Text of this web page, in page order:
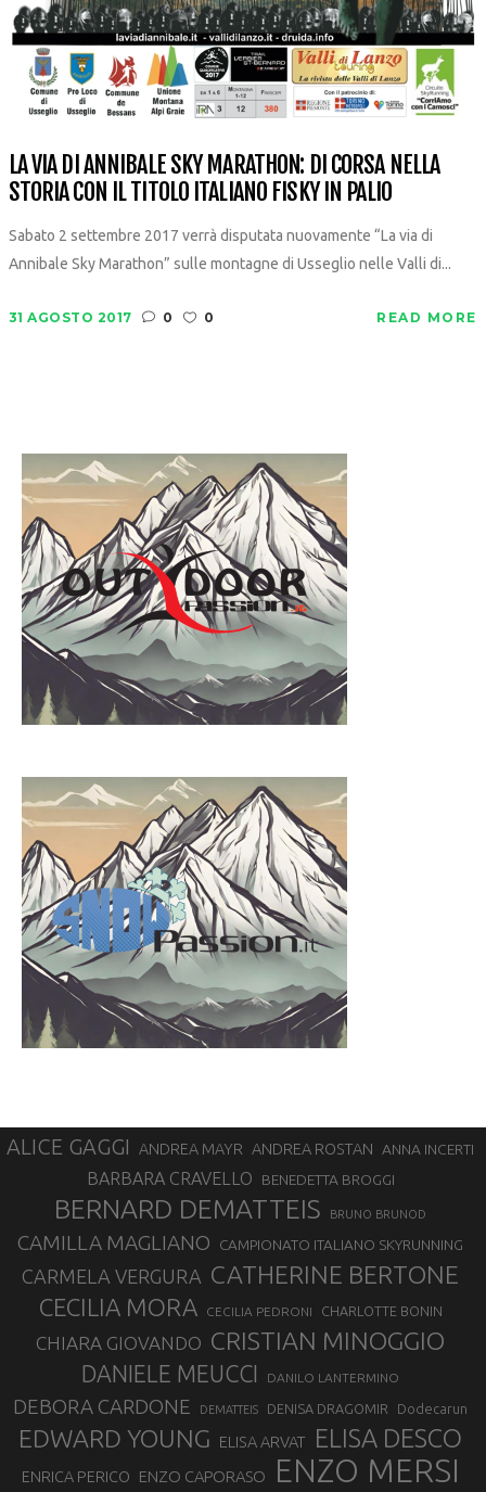
LA VIA DI ANNIBALE SKY MARATHON: DI CORSA NELLA
STORIA CON IL TITOLO ITALIANO FISKY IN PALIO
Sabato 2 settembre 2017 verrà disputata nuovamente “La via di
Annibale Sky Marathon” sulle montagne di Usseglio nelle Valli di...
31 AGOSTO 2017 0 0 READ MORE
ALICE GAGGI ANDREA MAYR ANDREA ROSTAN ANNA INCERTI
BARBARA CRAVELLO BENEDETTA BROGGI
BERNARD DEMATTEIS BRUNO BRUNOD
CAMILLA MAGLIANO CAMPIONATO ITALIANO SKYRUNNING
CARMELA VERGURA CATHERINE BERTONE
CECILIA MORA CECILIA PEDRONI CHARLOTTE BONIN
CHIARA GIOVANDO CRISTIAN MINOGGIO
DANIELE MEUCCI DANILO LANTERMINO
DEBORA CARDONE DEMATTEIS DENISA DRAGOMIR Dodecarun
EDWARD YOUNG ELISA ARVAT ELISA DESCO
ENRICA PERICO ENZO CAPORASO ENZO MERSI